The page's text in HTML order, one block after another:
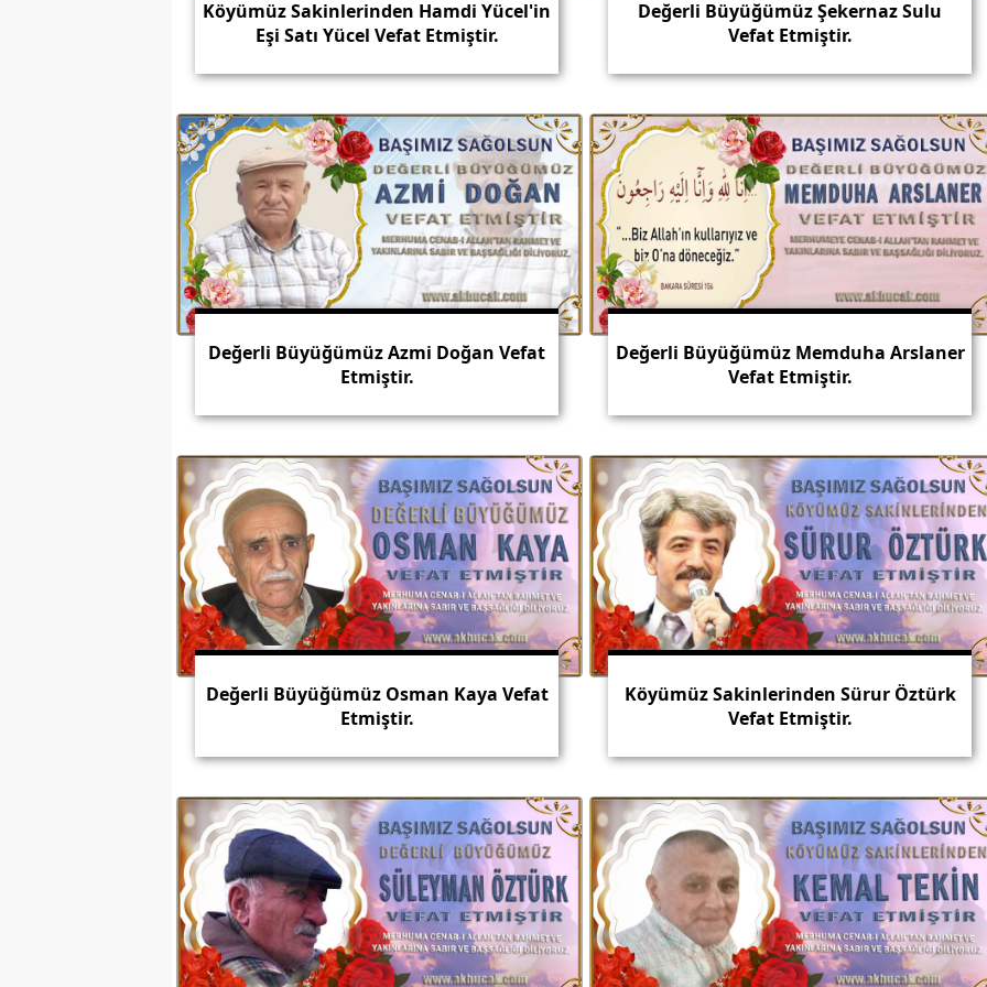
Köyümüz Sakinlerinden Hamdi Yücel'in
Eşi Satı Yücel Vefat Etmiştir.
Değerli Büyüğümüz Şekernaz Sulu
Vefat Etmiştir.
Değerli Büyüğümüz Azmi Doğan Vefat
Etmiştir.
Değerli Büyüğümüz Memduha Arslaner
Vefat Etmiştir.
Değerli Büyüğümüz Osman Kaya Vefat
Etmiştir.
Köyümüz Sakinlerinden Sürur Öztürk
Vefat Etmiştir.